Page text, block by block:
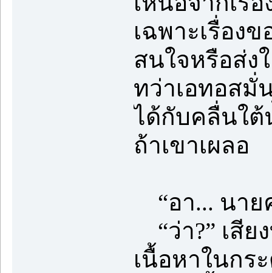
เฉพาะเรื่อง
สนใจหรือส่ง
ทว่าเอทอสมั่
ได้กับคลื่นใต้
ถ้าเขาเผลอ
“อา... นาย
“ว่า?” เสี
เนื้อหาในกร